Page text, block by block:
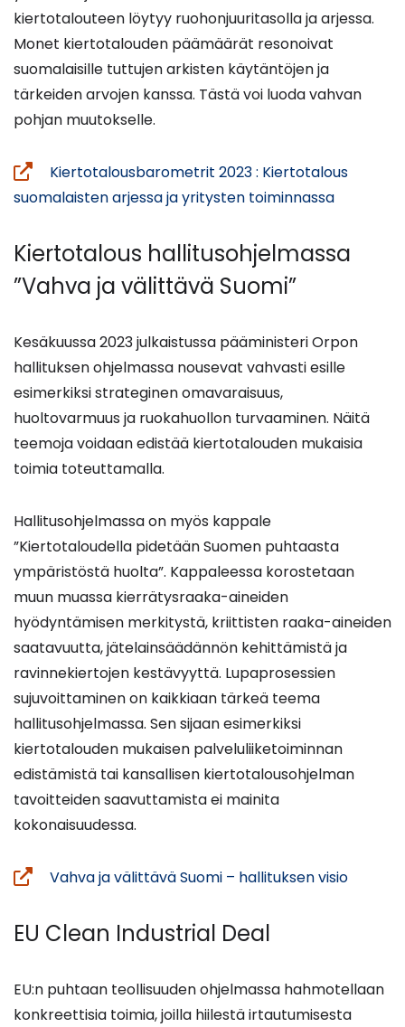
kiertotalouteen löytyy ruohonjuuritasolla ja arjessa.
Monet kiertotalouden päämäärät resonoivat
suomalaisille tuttujen arkisten käytäntöjen ja
tärkeiden arvojen kanssa. Tästä voi luoda vahvan
pohjan muutokselle.
Kiertotalousbarometrit 2023 : Kiertotalous
suomalaisten arjessa ja yritysten toiminnassa(siirryt
Kiertotalous hallitusohjelmassa
”Vahva ja välittävä Suomi”
Kesäkuussa 2023 julkaistussa pääministeri Orpon
hallituksen ohjelmassa nousevat vahvasti esille
esimerkiksi strateginen omavaraisuus,
huoltovarmuus ja ruokahuollon turvaaminen. Näitä
teemoja voidaan edistää kiertotalouden mukaisia
toimia toteuttamalla.
Hallitusohjelmassa on myös kappale
”Kiertotaloudella pidetään Suomen puhtaasta
ympäristöstä huolta”. Kappaleessa korostetaan
muun muassa kierrätysraaka-aineiden
hyödyntämisen merkitystä, kriittisten raaka-aineiden
saatavuutta, jätelainsäädännön kehittämistä ja
ravinnekiertojen kestävyyttä. Lupaprosessien
sujuvoittaminen on kaikkiaan tärkeä teema
hallitusohjelmassa. Sen sijaan esimerkiksi
kiertotalouden mukaisen palveluliiketoiminnan
edistämistä tai kansallisen kiertotalousohjelman
tavoitteiden saavuttamista ei mainita
kokonaisuudessa.
Vahva ja välittävä Suomi – hallituksen visio
EU Clean Industrial Deal
EU:n puhtaan teollisuuden ohjelmassa hahmotellaan
konkreettisia toimia, joilla hiilestä irtautumisesta